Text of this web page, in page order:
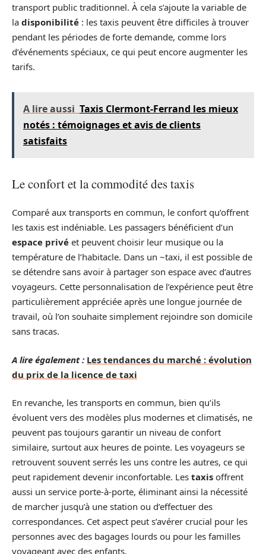
transport public traditionnel. À cela s’ajoute la variable de
la disponibilité : les taxis peuvent être difficiles à trouver
pendant les périodes de forte demande, comme lors
d’événements spéciaux, ce qui peut encore augmenter les
tarifs.
A lire aussi Taxis Clermont-Ferrand les mieux
notés : témoignages et avis de clients
satisfaits
Le confort et la commodité des taxis
Comparé aux transports en commun, le confort qu’offrent
les taxis est indéniable. Les passagers bénéficient d’un
espace privé et peuvent choisir leur musique ou la
température de l’habitacle. Dans un ~taxi, il est possible de
se détendre sans avoir à partager son espace avec d’autres
voyageurs. Cette personnalisation de l’expérience peut être
particulièrement appréciée après une longue journée de
travail, où l’on souhaite simplement rejoindre son domicile
sans tracas.
A lire également : Les tendances du marché : évolution
du prix de la licence de taxi
En revanche, les transports en commun, bien qu’ils
évoluent vers des modèles plus modernes et climatisés, ne
peuvent pas toujours garantir un niveau de confort
similaire, surtout aux heures de pointe. Les voyageurs se
retrouvent souvent serrés les uns contre les autres, ce qui
peut rapidement devenir inconfortable. Les taxis offrent
aussi un service porte-à-porte, éliminant ainsi la nécessité
de marcher jusqu’à une station ou d’effectuer des
correspondances. Cet aspect peut s’avérer crucial pour les
personnes avec des bagages lourds ou pour les familles
voyageant avec des enfants.